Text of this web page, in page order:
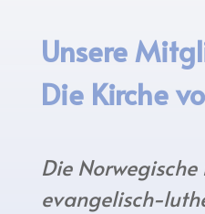
Unsere
Die Kirche
Die
evangelisch-